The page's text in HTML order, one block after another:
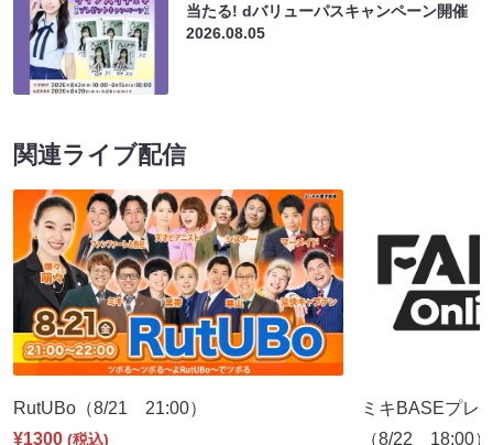
当たる! dバリューパスキャンペーン開催
2026.08.05
関連ライブ配信
RutUBo（8/21 21:00）
¥1300 (税込)
ミキBASEプレ
（8/22 18:00）